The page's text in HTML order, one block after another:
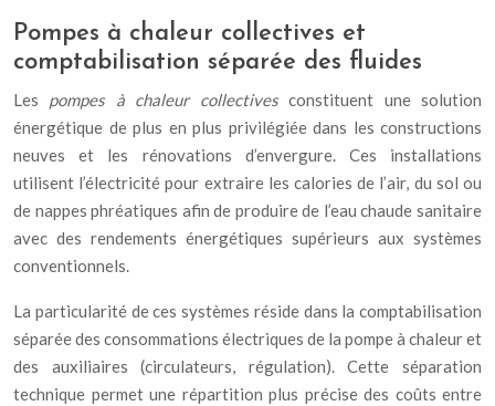
Pompes à chaleur collectives et
comptabilisation séparée des fluides
Les pompes à chaleur collectivesconstituent une solution
énergétique de plus en plus privilégiée dans les constructions
neuves et les rénovations d’envergure. Ces installations
utilisent l’électricité pour extraire les calories de l’air, du sol ou
de nappes phréatiques afin de produire de l’eau chaude sanitaire
avec des rendements énergétiques supérieurs aux systèmes
conventionnels.
La particularité de ces systèmes réside dans la comptabilisation
séparée des consommations électriques de la pompe à chaleur et
des auxiliaires (circulateurs, régulation). Cette séparation
technique permet une répartition plus précise des coûts entre